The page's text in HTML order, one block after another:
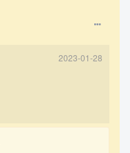
2023-01-28